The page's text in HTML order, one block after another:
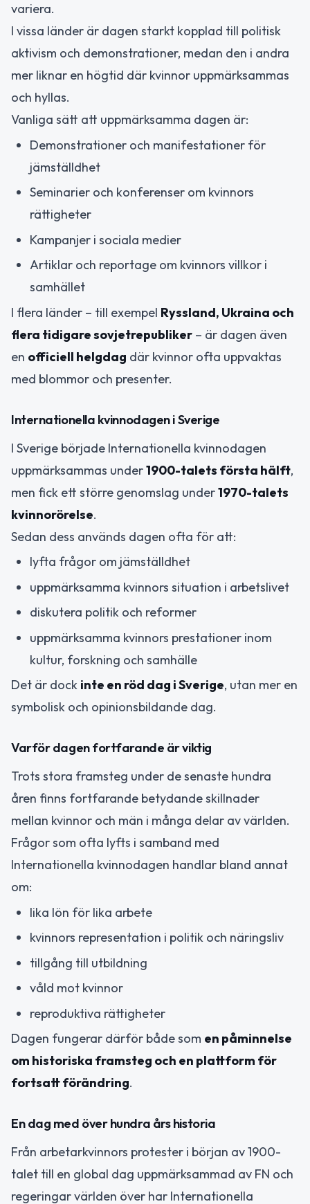
variera.
I vissa länder är dagen starkt kopplad till politisk
aktivism och demonstrationer, medan den i andra
mer liknar en högtid där kvinnor uppmärksammas
och hyllas.
Vanliga sätt att uppmärksamma dagen är:
Demonstrationer och manifestationer för
jämställdhet
Seminarier och konferenser om kvinnors
rättigheter
Kampanjer i sociala medier
Artiklar och reportage om kvinnors villkor i
samhället
I flera länder – till exempel Ryssland, Ukraina och
flera tidigare sovjetrepubliker – är dagen även
en officiell helgdag där kvinnor ofta uppvaktas
med blommor och presenter.
Internationella kvinnodagen i Sverige
I Sverige började Internationella kvinnodagen
uppmärksammas under1900-talets första hälft,
men fick ett större genomslag under1970-talets
kvinnorörelse.
Sedan dess används dagen ofta för att:
lyfta frågor om jämställdhet
uppmärksamma kvinnors situation i arbetslivet
diskutera politik och reformer
uppmärksamma kvinnors prestationer inom
kultur, forskning och samhälle
Det är dock inte en röd dag i Sverige, utan mer en
symbolisk och opinionsbildande dag.
Varför dagen fortfarande är viktig
Trots stora framsteg under de senaste hundra
åren finns fortfarande betydande skillnader
mellan kvinnor och män i många delar av världen.
Frågor som ofta lyfts i samband med
Internationella kvinnodagen handlar bland annat
om:
lika lön för lika arbete
kvinnors representation i politik och näringsliv
tillgång till utbildning
våld mot kvinnor
reproduktiva rättigheter
Dagen fungerar därför både som en påminnelse
om historiska framsteg och en plattform för
fortsatt förändring.
En dag med över hundra års historia
Från arbetarkvinnors protester i början av 1900-
talet till en global dag uppmärksammad av FN och
regeringar världen över har Internationella